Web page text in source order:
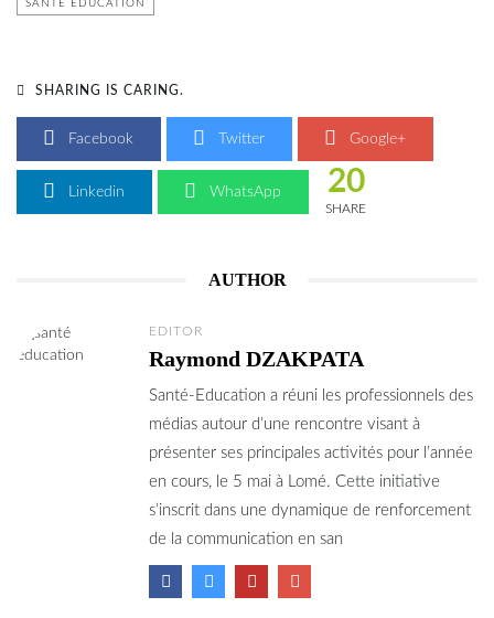
SANTÉ ÉDUCATION
SHARING IS CARING.
Facebook Twitter Google+
Linkedin WhatsApp 20
SHARE
AUTHOR
EDITOR
Raymond DZAKPATA
Santé-Education a réuni les professionnels des
médias autour d’une rencontre visant à
présenter ses principales activités pour l’année
en cours, le 5 mai à Lomé. Cette initiative
s’inscrit dans une dynamique de renforcement
de la communication en san